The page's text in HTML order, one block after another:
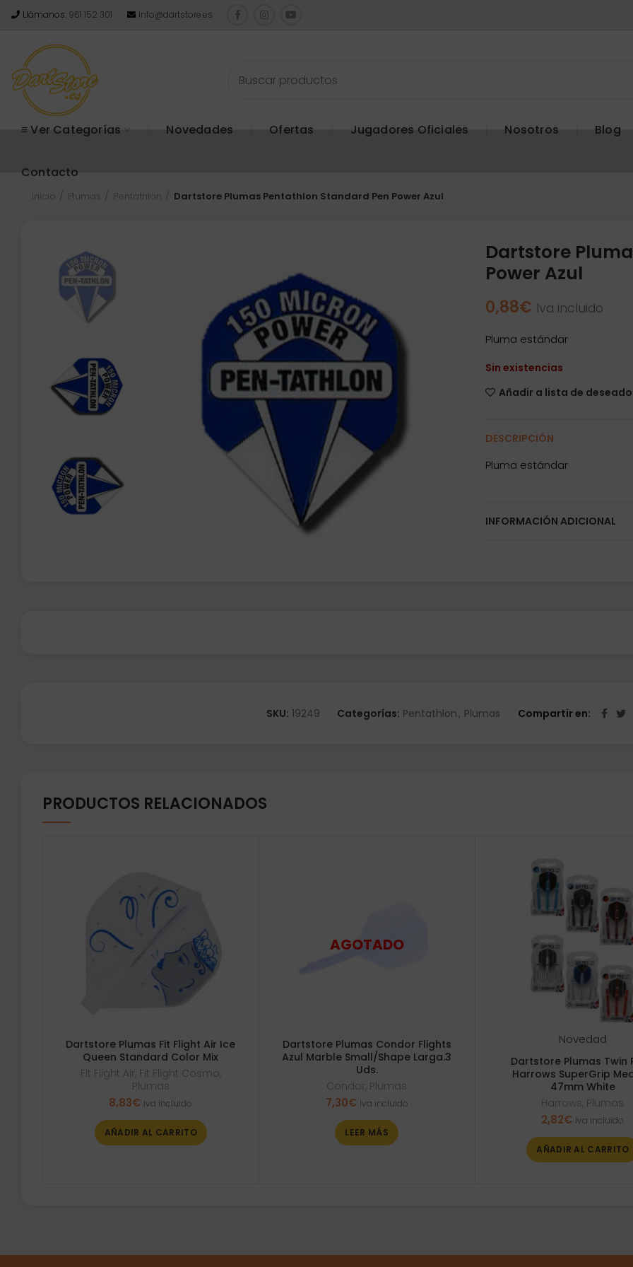
Llámanos: 961 152 301 info@dartstore.es
≡ Ver Categorías Novedades Ofertas Jugadores Oficiales Nosotros Blog
Contacto
Inicio Plumas Pentathlon Dartstore Plumas Pentathlon Standard Pen Power Azul
Dartstore
Power Azul
0,88€ Iva incluido
Pluma estándar
Sin existencias
Añadir a lista de
DESCRIPCIÓN
Pluma estándar
INFORMACIÓN ADICIONAL
SKU: 19249 Categorías: Pentathlon, Plumas Compartir en
PRODUCTOS RELACIONADOS
Dartstore Plumas Fit Flight Air Ice
Queen Standard Color Mix
Fit Flight Air , Fit Flight Cosmo,
Plumas
8,83€ Iva incluido
AÑADIR AL CARRITO
Dartstore Plumas Condor Flights
Azul Marble Small/Shape Larga.3
Uds.
Condor , Plumas
7,30€ Iva incluido
LEER MÁS
Novedad
Dartstore Plumas Twin
Harrows SuperGrip
47mm White
Harrows, Plumas
2,82€ Iva incluido
AÑADIR AL CARRITO